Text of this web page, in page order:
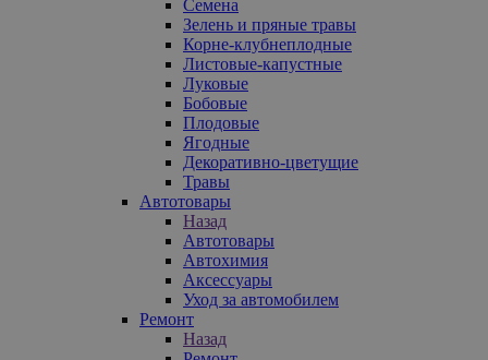
Семена
Зелень и пряные травы
Корне-клубнеплодные
Листовые-капустные
Луковые
Бобовые
Плодовые
Ягодные
Декоративно-цветущие
Травы
Автотовары
Назад
Автотовары
Автохимия
Аксессуары
Уход за автомобилем
Ремонт
Назад